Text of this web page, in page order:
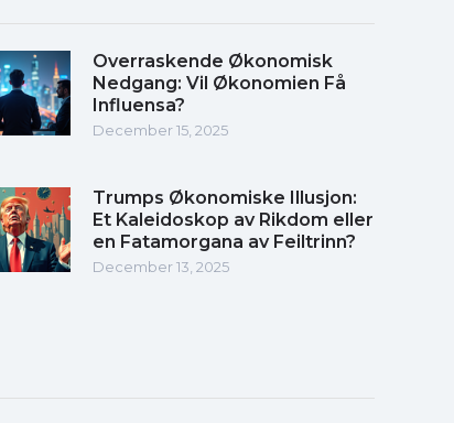
Overraskende Økonomisk
Nedgang: Vil Økonomien Få
Influensa?
December 15, 2025
Trumps Økonomiske Illusjon:
Et Kaleidoskop av Rikdom eller
en Fatamorgana av Feiltrinn?
December 13, 2025